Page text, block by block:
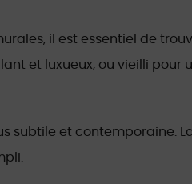
il est essentiel de
et luxueux, ou vieilli pour
subtile et contemporaine.